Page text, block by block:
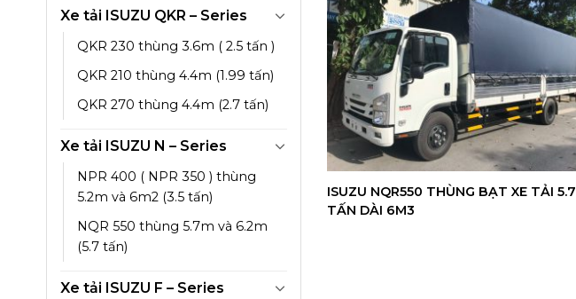
Xe tải ISUZU QKR – Series
QKR 230 thùng 3.6m ( 2.5 tấn )
QKR 210 thùng 4.4m (1.99 tấn)
QKR 270 thùng 4.4m (2.7 tấn)
Xe tải ISUZU N – Series
NPR 400 ( NPR 350 ) thùng
5.2m và 6m2 (3.5 tấn)
NQR 550 thùng 5.7m và 6.2m
(5.7 tấn)
Xe tải ISUZU F – Series
ISUZU NQR550 THÙNG BẠT XE TẢI 5.7
TẤN DÀI 6M3